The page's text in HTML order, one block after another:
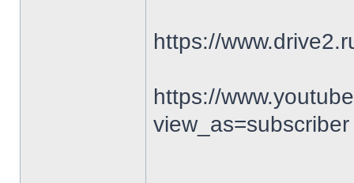
https://
https://
view_as=subscriber